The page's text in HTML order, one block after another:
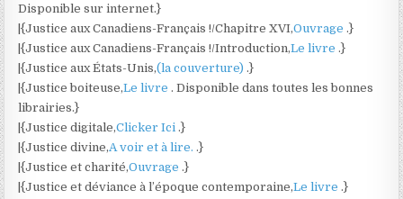
Disponible sur internet.}
|{Justice aux Canadiens-Français !/Chapitre XVI,Ouvrage.}
|{Justice aux Canadiens-Français !/Introduction,Le livre.}
|{Justice aux États-Unis,(la couverture).}
|{Justice boiteuse,Le livre. Disponible dans toutes les bonnes
librairies.}
|{Justice digitale,Clicker Ici.}
|{Justice divine,A voir et à lire..}
|{Justice et charité,Ouvrage.}
|{Justice et déviance à l’époque contemporaine,Le livre.}